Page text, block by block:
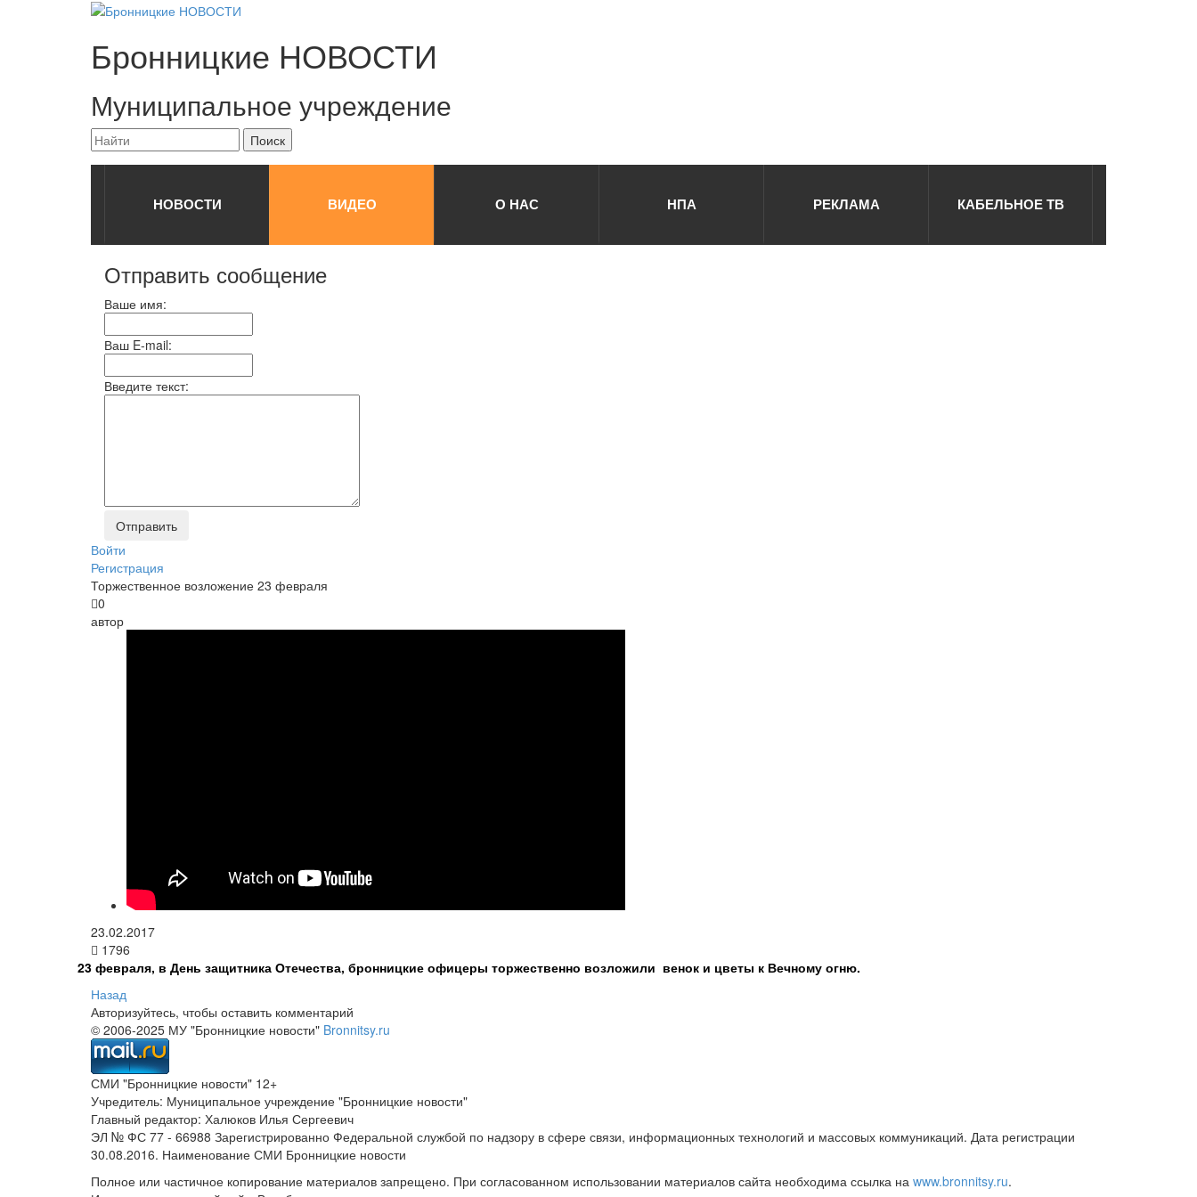
Бронницкие НОВОСТИ
Муниципальное учреждение
НОВОСТИ ВИДЕО О НАС НПА РЕКЛАМА КАБЕЛЬНОЕ ТВ
Отправить сообщение
Ваше имя:
Ваш E-mail:
Введите текст:
Войти
Регистрация
Торжественное возложение 23 февраля
0
автор
23.02.2017
1796
23 февраля, в День защитника Отечества, бронницкие офицеры торжественно возложили венок и цветы к Вечному огню.
Назад
Авторизуйтесь, чтобы оставить комментарий
© 2006-2025 МУ "Бронницкие новости" Bronnitsy.ru
СМИ "Бронницкие новости" 12+
Учредитель: Муниципальное учреждение "Бронницкие новости"
Главный редактор: Халюков Илья Сергеевич
ЭЛ № ФС 77 - 66988 Зарегистрированно Федеральной службой по надзору в сфере связи, информационных технологий и массовых коммуникаций. Дата регистрации
30.08.2016. Наименование СМИ Бронницкие новости
Полное или частичное копирование материалов запрещено. При согласованном использовании материалов сайта необходима ссылка на www.bronnitsy.ru.